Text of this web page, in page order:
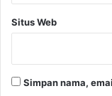
Situs Web
Simpan nama,